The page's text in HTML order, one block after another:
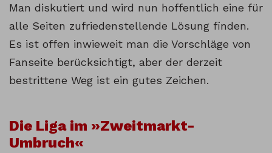
Man diskutiert und wird nun hoffentlich eine für
alle Seiten zufriedenstellende Lösung finden.
Es ist offen inwieweit man die Vorschläge von
Fanseite berücksichtigt, aber der derzeit
bestrittene Weg ist ein gutes Zeichen.
Die Liga im »Zweitmarkt-
Umbruch«